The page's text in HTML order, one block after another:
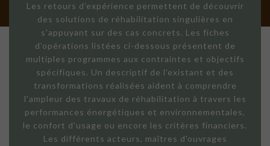
Les retours d'expérience permettent de découvrir
des solutions de réhabilitation singulières en
s'appuyant sur des cas concrets. Les fiches
d'opérations listées ci-dessous présentent de
multiples programmes aux contraintes et objectifs
spécifiques. Un descriptif de l'existant et des
transformations réalisées aident à comprendre
l'ampleur des travaux de réhabilitation à travers les
performances énergétiques et environnementales,
le confort d'usage ou encore les critères financiers.
Les différents acteurs, maîtres d'ouvrages